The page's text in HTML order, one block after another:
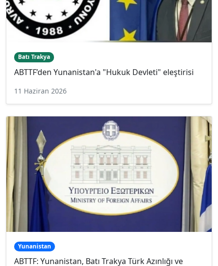
Batı Trakya
ABTTF’den Yunanistan'a "Hukuk Devleti" eleştirisi
11 Haziran 2026
Yunanistan
ABTTF: Yunanistan, Batı Trakya Türk Azınlığı ve